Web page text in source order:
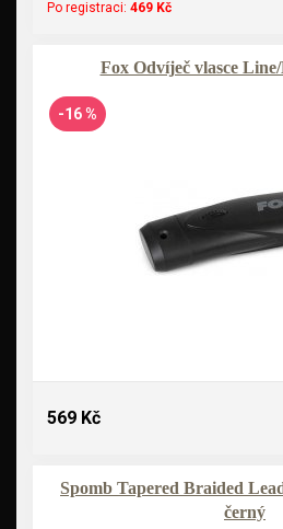
Po registraci: 469 Kč
Fox Odvíječ vlasce
-16 %
569 Kč
Spomb Tapered Braided
černý